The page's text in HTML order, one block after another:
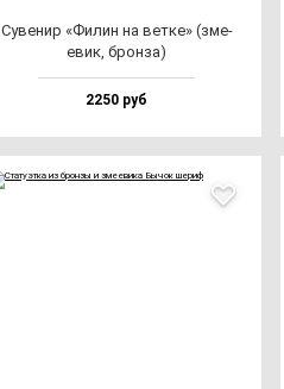
Суве­нир «Филин на вет­ке» (зме­
евик, брон­за)
2250 руб